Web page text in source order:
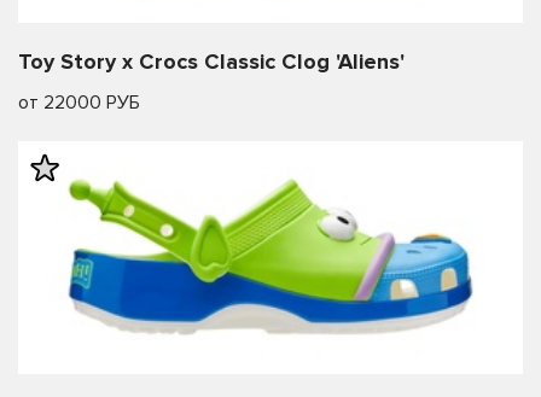
Toy Story x Crocs Classic Clog 'Aliens'
от 22000 РУБ